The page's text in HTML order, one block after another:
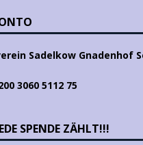
Sadelkow Gnadenhof
3060 5112 75
SPENDE ZÄHLT!!!